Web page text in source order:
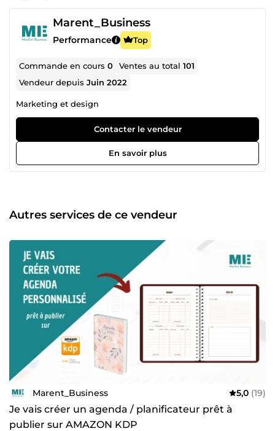
Marent_Business
Performance Top
Commande en cours0 Ventes au total101
Vendeur depuisJuin 2022
Marketing et design
Contacter le vendeur
En savoir plus
Autres services de ce vendeur
Marent_Business 5,0 (19)
Je vais créer un agenda / planificateur prêt à
publier sur AMAZON KDP